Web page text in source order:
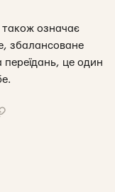
означає
збалансоване
переїдань, це один